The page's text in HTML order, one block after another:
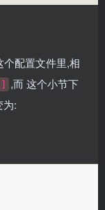
配置文件里,相
,而 这个小节下
为: